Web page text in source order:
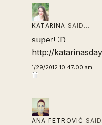
KATARINA SAID…
super! :D
http://
1/29/2012 10:47:00 am
ANA PETROVIĆ